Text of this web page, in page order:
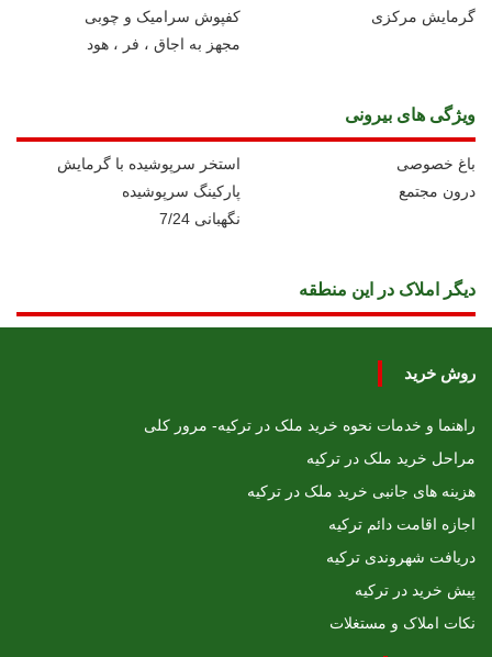
کفپوش سرامیک و چوبی
گرمایش مرکزی
مجهز به اجاق ، فر ، هود
ویژگی های بیرونی
استخر سرپوشیده با گرمایش
باغ خصوصی
پارکینگ سرپوشیده
درون مجتمع
نگهبانی 7/24
دیگر املاک در این منطقه
روش خرید
راهنما و خدمات نحوه خرید ملک در ترکیه- مرور کلی
مراحل خرید ملک در ترکیه
هزینه های جانبی خرید ملک در ترکیه
اجازه اقامت دائم ترکیه
دریافت شهروندی ترکیه
پیش خرید در ترکیه
نکات املاک و مستغلات